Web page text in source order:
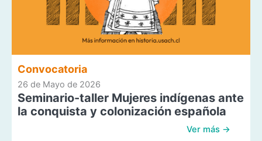
Convocatoria
26 de Mayo de 2026
Seminario-taller Mujeres indígenas ante
la conquista y colonización española
Ver más →